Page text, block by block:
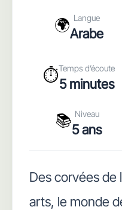
🌍 Langue
Arabe
⏱️Temps d’écoute
5 minutes
📚 Niveau
5 ans
Des corvées de
arts, le monde